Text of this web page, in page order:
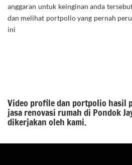
anggaran untuk keinginan anda
dan melihat portpolio yang pernah
ini
Video profile dan portpolio hasil
jasa renovasi rumah di Pondok
dikerjakan oleh kami.